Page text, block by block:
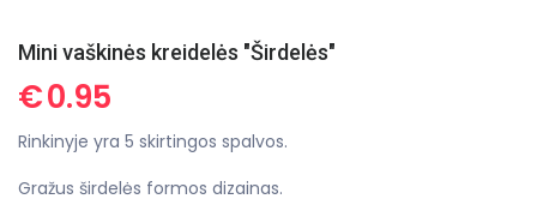
Mini vaškinės kreidelės "Širdelės"
€0.95
Rinkinyje yra 5 skirtingos spalvos.
Gražus širdelės formos dizainas.